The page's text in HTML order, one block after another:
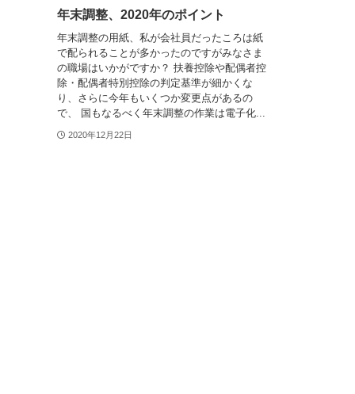
年末調整、2020年のポイント
年末調整の用紙、私が会社員だったころは紙
で配られることが多かったのですがみなさま
の職場はいかがですか？ 扶養控除や配偶者控
除・配偶者特別控除の判定基準が細かくな
り、さらに今年もいくつか変更点があるの
で、 国もなるべく年末調整の作業は電子化...
2020年12月22日